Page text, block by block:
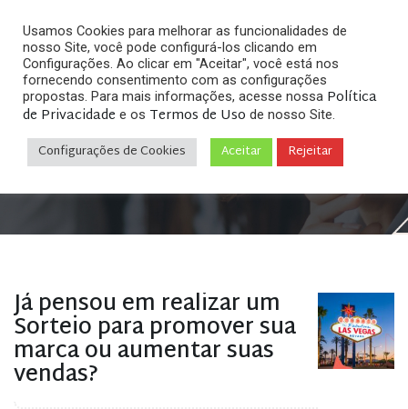
Arquivos
Home»Posts tagged "plano promocoes comerciais"
Já pensou em realizar um
Sorteio para promover sua
marca ou aumentar suas
vendas?
Usamos Cookies para melhorar as funcionalidades de
nosso Site, você pode configurá-los clicando em
Configurações. Ao clicar em "Aceitar", você está nos
fornecendo consentimento com as configurações
propostas. Para mais informações, acesse nossa Política
de Privacidade e os Termos de Uso de nosso Site.
Configurações de Cookies Aceitar Rejeitar